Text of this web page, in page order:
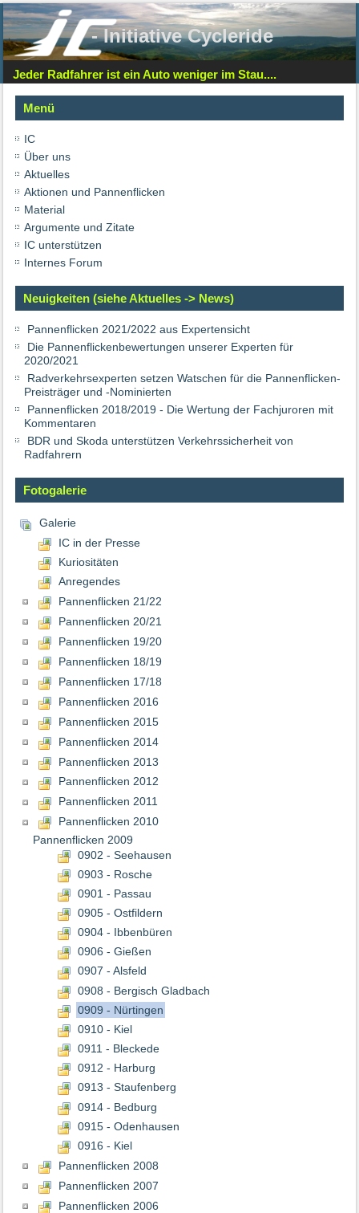
- Initiative Cycleride
Jeder Radfahrer ist ein Auto weniger im Stau....
Menü
IC
Über uns
Aktuelles
Aktionen und Pannenflicken
Material
Argumente und Zitate
IC unterstützen
Internes Forum
Neuigkeiten (siehe Aktuelles -> News)
Pannenflicken 2021/2022 aus Expertensicht
Die Pannenflickenbewertungen unserer Experten für
2020/2021
Radverkehrsexperten setzen Watschen für die Pannenflicken-
Preisträger und -Nominierten
Pannenflicken 2018/2019 - Die Wertung der Fachjuroren mit
Kommentaren
BDR und Skoda unterstützen Verkehrssicherheit von
Radfahrern
Fotogalerie
Galerie
IC in der Presse
Kuriositäten
Anregendes
Pannenflicken 21/22
Pannenflicken 20/21
Pannenflicken 19/20
Pannenflicken 18/19
Pannenflicken 17/18
Pannenflicken 2016
Pannenflicken 2015
Pannenflicken 2014
Pannenflicken 2013
Pannenflicken 2012
Pannenflicken 2011
Pannenflicken 2010
Pannenflicken 2009
0902 - Seehausen
0903 - Rosche
0901 - Passau
0905 - Ostfildern
0904 - Ibbenbüren
0906 - Gießen
0907 - Alsfeld
0908 - Bergisch Gladbach
0909 - Nürtingen
0910 - Kiel
0911 - Bleckede
0912 - Harburg
0913 - Staufenberg
0914 - Bedburg
0915 - Odenhausen
0916 - Kiel
Pannenflicken 2008
Pannenflicken 2007
Pannenflicken 2006